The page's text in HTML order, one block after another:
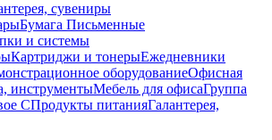
сувениры
Бумага Письменные
и системы
Картриджи и тонерыЕжедневники
оборудованиеОфисная
инструментыМебель для офисаГруппа
СПродукты питанияГалантерея,